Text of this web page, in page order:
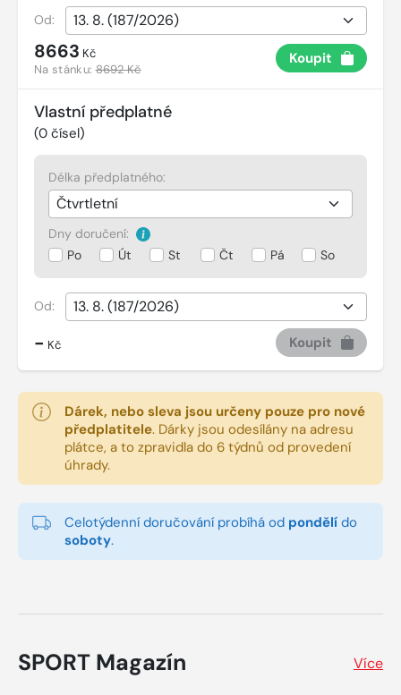
Od:
8663 Kč
Na stánku:8692 Kč
Koupit
Vlastní předplatné
(0 čísel)
Délka předplatného:
Dny doručení:
Po
Út St Čt Pá So
Od:
- Kč Koupit
Dárek, nebo sleva jsou určeny pouze pro nové
předplatitele. Dárky jsou odesílány na adresu
plátce, a to zpravidla do 6 týdnů od provedení
úhrady.
Celotýdenní doručování probíhá od pondělí do
soboty.
SPORT Magazín Více